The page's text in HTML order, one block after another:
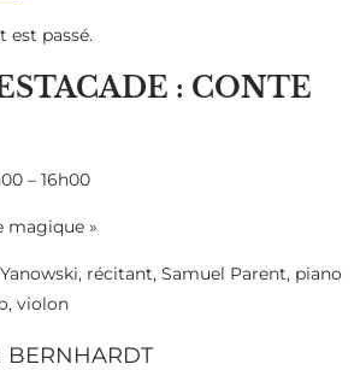
est passé.
: CONTE
– 16h00
magique »
récitant, Samuel Parent, piano
violon
BERNHARDT